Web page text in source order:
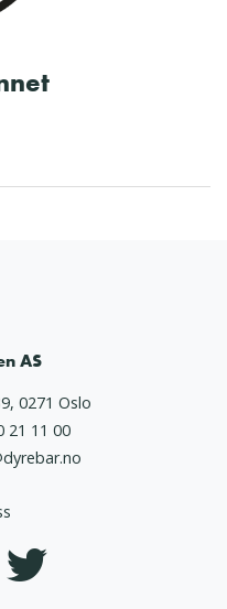
AS
0271 Oslo
21 11 00